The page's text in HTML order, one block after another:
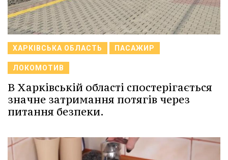
ХАРКІВСЬКА ОБЛАСТЬ ПАСАЖИР
ЛОКОМОТИВ
В Харківській області спостерігається
значне затримання потягів через
питання безпеки.